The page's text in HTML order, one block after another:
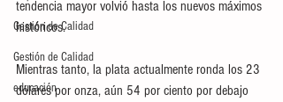
Gestión de Calidad
Gestión de Calidad
educación
tendencia mayor volvió hasta los nuevos máximos
históricos.
Mientras tanto, la plata actualmente ronda los 23
dólares por onza, aún 54 por ciento por debajo